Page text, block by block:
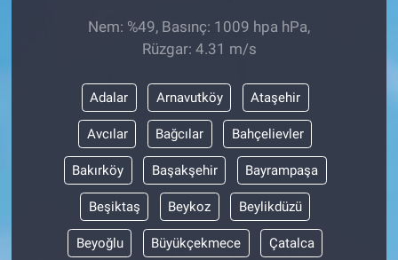
Nem: %49, Basınç: 1009 hpa hPa,
Rüzgar: 4.31 m/s
Adalar Arnavutköy Ataşehir
Avcılar Bağcılar Bahçelievler
Bakırköy Başakşehir Bayrampaşa
Beşiktaş Beykoz Beylikdüzü
Beyoğlu Büyükçekmece Çatalca